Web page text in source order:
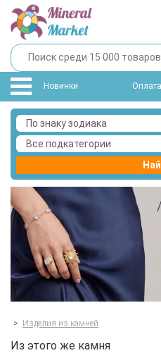
Новинки
> Изделия из камней
Из этого же камня